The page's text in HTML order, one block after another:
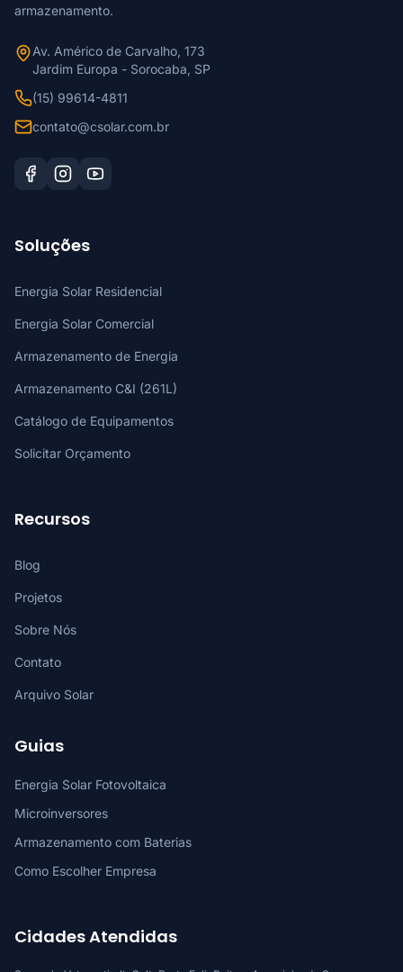
armazenamento.
Av. Américo de Carvalho, 173
Jardim Europa - Sorocaba, SP
(15) 99614-4811
contato@csolar.com.br
Soluções
Energia Solar Residencial
Energia Solar Comercial
Armazenamento de Energia
Armazenamento C&I (261L)
Catálogo de Equipamentos
Solicitar Orçamento
Recursos
Blog
Projetos
Sobre Nós
Contato
Arquivo Solar
Guias
Energia Solar Fotovoltaica
Microinversores
Armazenamento com Baterias
Como Escolher Empresa
Cidades Atendidas